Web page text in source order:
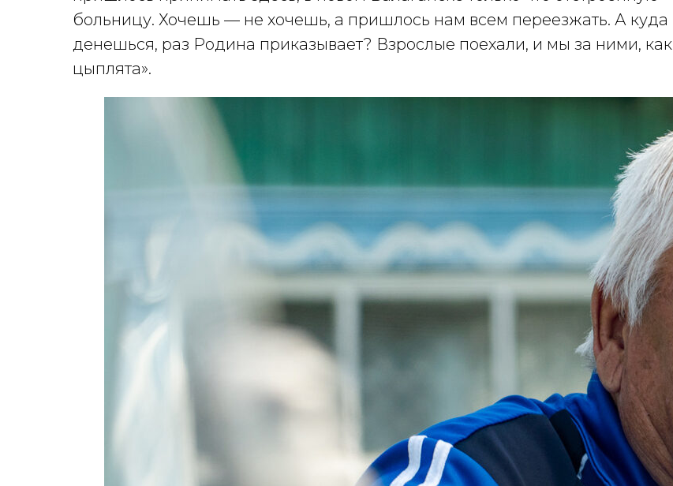
больницу. Хочешь — не хочешь, а пришлось нам всем переезжать. А куда
денешься, раз Родина приказывает? Взрослые поехали, и мы за ними, как
цыплята».